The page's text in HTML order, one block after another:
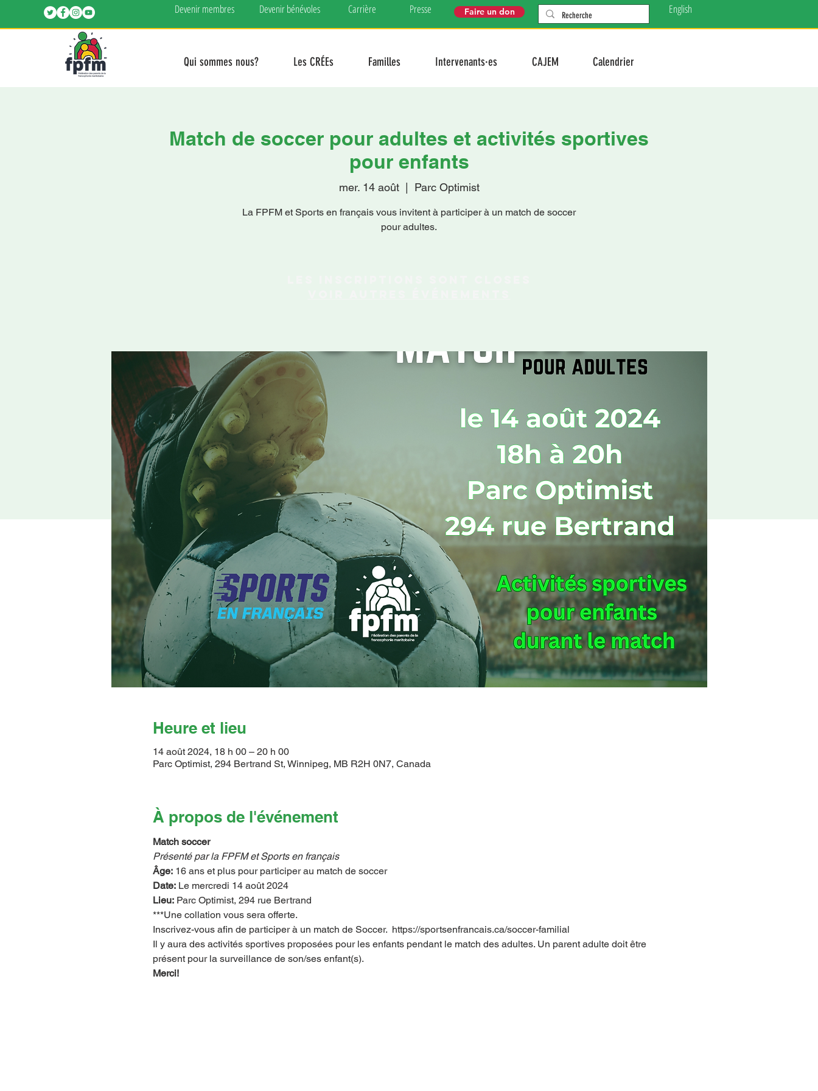
Devenir membres Devenir bénévoles Carrière Presse Faire un don English
Qui sommes nous? Les CRÉEs Familles Intervenants·es CAJEM Calendrier
Match de soccer pour adultes et activités sportives
pour enfants
mer. 14 août
  |
Parc Optimist
La FPFM et Sports en français vous invitent à participer à un match de soccer
pour adultes.
Heure et lieu
14 août 2024, 18 h 00 – 20 h 00
Parc Optimist, 294 Bertrand St, Winnipeg, MB R2H 0N7, Canada
À propos de l'événement
Match soccer
Présenté par la FPFM et Sports en français
Âge: 16 ans et plus pour participer au match de soccer
Date: Le mercredi 14 août 2024
Lieu: Parc Optimist, 294 rue Bertrand
***Une collation vous sera offerte.
Inscrivez-vous afin de participer à un match de Soccer.  https://sportsenfrancais.ca/soccer-familial
Il y aura des activités sportives proposées pour les enfants pendant le match des adultes. Un parent adulte doit être
présent pour la surveillance de son/ses enfant(s).
Merci!